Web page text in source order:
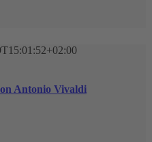
Antonio Vivaldi